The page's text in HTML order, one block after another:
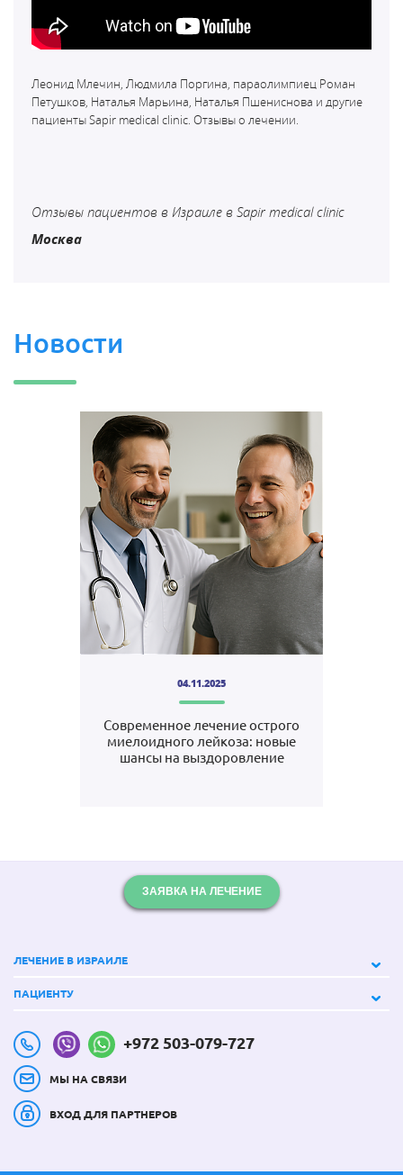
Леонид Млечин, Людмила Поргина, параолимпиец Роман
Петушков, Наталья Марьина, Наталья Пшениснова и другие
пациенты Sapir medical clinic. Отзывы о лечении.
Отзывы пациентов в Израиле в Sapir medical clinic
Москва
Новости
04.11.2025
Современное лечение острого
миелоидного лейкоза: новые
шансы на выздоровление
ЗАЯВКА НА ЛЕЧЕНИЕ
ЛЕЧЕНИЕ В ИЗРАИЛЕ
ПАЦИЕНТУ
+972 503-079-727
МЫ НА СВЯЗИ
ВХОД ДЛЯ ПАРТНЕРОВ